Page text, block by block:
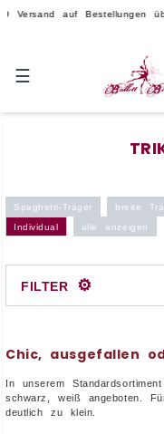
auf Bestellungen über
☰
Spaghetti-Träger breite
Individual
alle anzeigen
FILTER ⚙
Chic, ausgefallen
In unserem
schwarz, weiß angeboten.
deutlich zu klein.